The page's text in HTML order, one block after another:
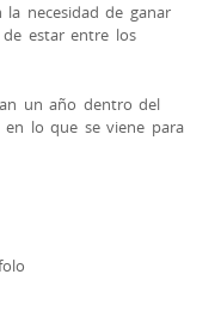
necesidad de ganar
estar entre los
un año dentro del
lo que se viene para